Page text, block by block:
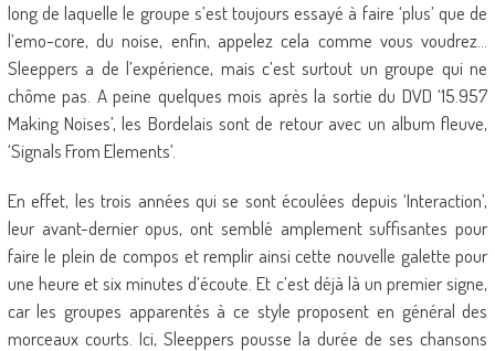
long de laquelle le groupe s’est toujours essayé à faire ‘plus’ que de
l’emo-core, du noise, enfin, appelez cela comme vous voudrez…
Sleeppers a de l’expérience, mais c’est surtout un groupe qui ne
chôme pas. A peine quelques mois après la sortie du DVD ‘15.957
Making Noises’, les Bordelais sont de retour avec un album fleuve,
‘Signals From Elements’.
En effet, les trois années qui se sont écoulées depuis ‘Interaction’,
leur avant-dernier opus, ont semblé amplement suffisantes pour
faire le plein de compos et remplir ainsi cette nouvelle galette pour
une heure et six minutes d’écoute. Et c’est déjà là un premier signe,
car les groupes apparentés à ce style proposent en général des
morceaux courts. Ici, Sleeppers pousse la durée de ses chansons